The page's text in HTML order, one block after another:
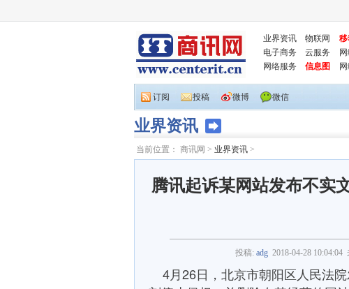
业界资讯 物联网
电子商务
云服务
网络服务
信息图
订阅 投稿 微博 微信
业界资讯
当前位置： 商讯网 > 业界资讯 >
腾讯起诉某网站发布不实
投稿: adg 2018-04-28 10:04:04
4月26日，北京市朝阳区人民法